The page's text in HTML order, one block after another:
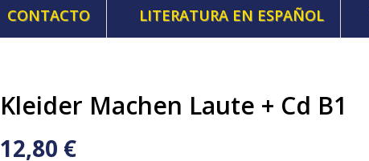
CONTACTO LITERATURA EN ESPAÑOL
Kleider Machen Laute + Cd B1
12,80 €